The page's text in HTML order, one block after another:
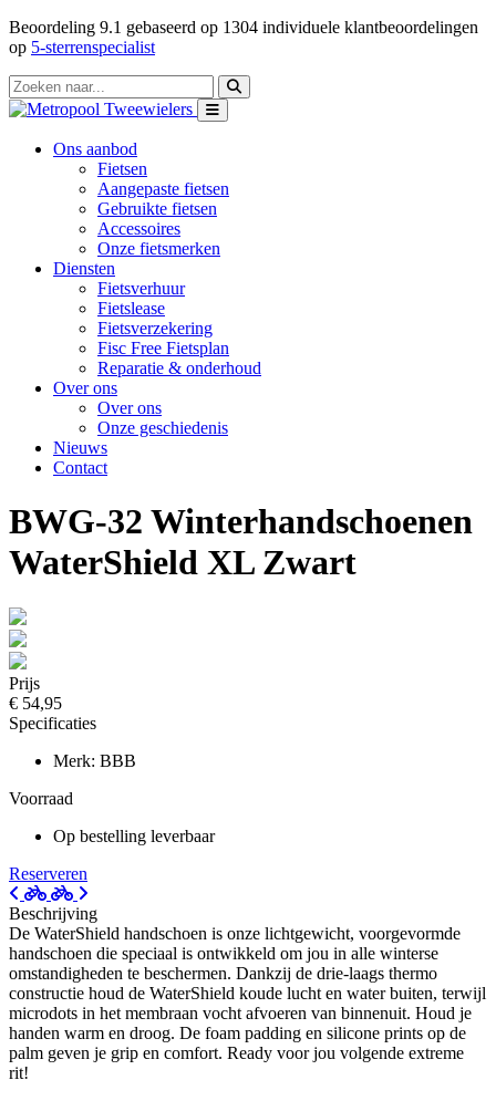
Beoordeling 9.1 gebaseerd op 1304 individuele klantbeoordelingen
op 5-sterrenspecialist
Ons aanbod
Fietsen
Aangepaste fietsen
Gebruikte fietsen
Accessoires
Onze fietsmerken
Diensten
Fietsverhuur
Fietslease
Fietsverzekering
Fisc Free Fietsplan
Reparatie & onderhoud
Over ons
Over ons
Onze geschiedenis
Nieuws
Contact
BWG-32 Winterhandschoenen
WaterShield XL Zwart
Prijs
€ 54,95
Specificaties
Merk: BBB
Voorraad
Op bestelling leverbaar
Reserveren
Beschrijving
De WaterShield handschoen is onze lichtgewicht, voorgevormde
handschoen die speciaal is ontwikkeld om jou in alle winterse
omstandigheden te beschermen. Dankzij de drie-laags thermo
constructie houd de WaterShield koude lucht en water buiten, terwijl
microdots in het membraan vocht afvoeren van binnenuit. Houd je
handen warm en droog. De foam padding en silicone prints op de
palm geven je grip en comfort. Ready voor jou volgende extreme
rit!